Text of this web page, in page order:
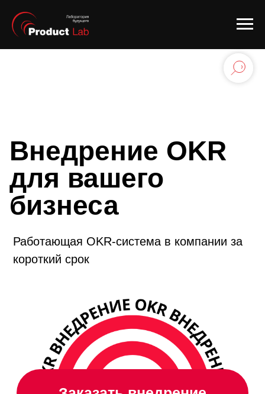
бизнеса
Работающая OKR-система в компании за
короткий срок